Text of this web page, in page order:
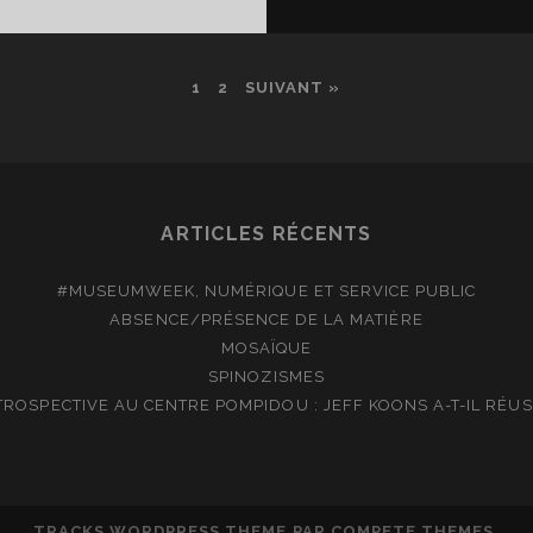
1 2 SUIVANT »
ARTICLES RÉCENTS
#MUSEUMWEEK, NUMÉRIQUE ET SERVICE PUBLIC
ABSENCE/PRÉSENCE DE LA MATIÈRE
MOSAÏQUE
SPINOZISMES
AU CENTRE POMPIDOU : JEFF KOONS A-T-IL